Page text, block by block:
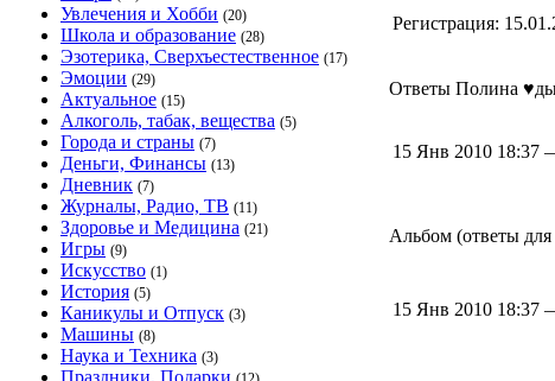
Увлечения и Хобби (20)
Школа и образование (28)
Эзотерика, Сверхъестественное (17)
Эмоции (29)
Актуальное (15)
Алкоголь, табак, вещества (5)
Города и страны (7)
Деньги, Финансы (13)
Дневник (7)
Журналы, Радио, ТВ (11)
Здоровье и Медицина (21)
Игры (9)
Искусство (1)
История (5)
Каникулы и Отпуск (3)
Машины (8)
Наука и Техника (3)
Праздники, Подарки
Регистрация:
Ответы Полина
15 Янв 2010 18:37
Альбом (ответы
15 Янв 2010 18:37